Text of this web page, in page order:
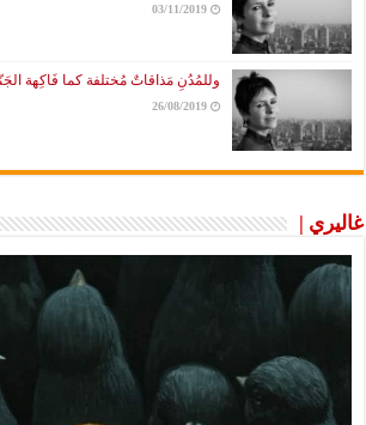
03/11/2019
وللمُدُنِ مَذاقاتٌ مُختلفة كما فَاكِهة
26/08/2019
غاليري |